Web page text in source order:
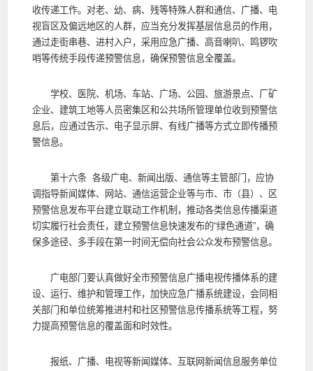
收传递工作。对老、幼、病、残等特殊人群和通信、广播、电
视盲区及偏远地区的人群，应当充分发挥基层信息员的作用，
通过走街串巷、进村入户，采用应急广播、高音喇叭、鸣锣吹
哨等传统手段传递预警信息，确保预警信息全覆盖。
学校、医院、机场、车站、广场、公园、旅游景点、厂矿
企业、建筑工地等人员密集区和公共场所管理单位收到预警信
息后，应通过告示、电子显示屏、有线广播等方式立即传播预
警信息。
第十六条 各级广电、新闻出版、通信等主管部门，应协
调指导新闻媒体、网站、通信运营企业等与市、市（县）、区
预警信息发布平台建立联动工作机制，推动各类信息传播渠道
切实履行社会责任，建立预警信息快速发布的“绿色通道”，确
保多途径、多手段在第一时间无偿向社会公众发布预警信息。
广电部门要认真做好全市预警信息广播电视传播体系的建
设、运行、维护和管理工作，加快应急广播系统建设，会同相
关部门和单位统筹推进村和社区预警信息传播系统等工程，努
力提高预警信息的覆盖面和时效性。
报纸、广播、电视等新闻媒体、互联网新闻信息服务单位